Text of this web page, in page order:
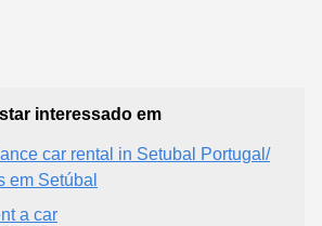
interessado em
car rental in Setubal Portugal/
em Setúbal
a car